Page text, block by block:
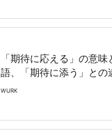
「期待に応える」の意
語、「期待に添う」との
WURK